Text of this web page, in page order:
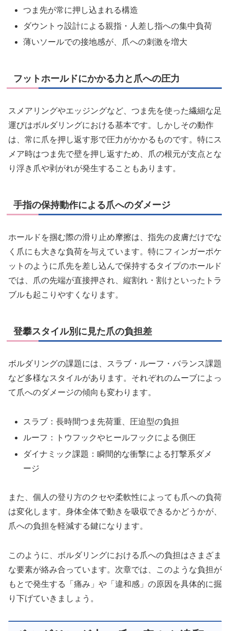
つま先が常に押し込まれる構造
ダウントゥ設計による親指・人差し指への集中負荷
薄いソールでの接地感が、爪への刺激を増大
フットホールドにかかる力と爪への圧力
スメアリングやエッジングなど、つま先を使った繊細な足
運びはボルダリングにおける基本です。しかしその動作
は、常に爪を押し返す形で圧力がかかるものです。特にス
メア時はつま先で壁を押し返すため、爪の根元が支点とな
り浮き爪や剥がれが発生することもあります。
手指の保持動作による爪へのダメージ
ホールドを掴む際の滑り止め摩擦は、指先の皮膚だけでな
く爪にも大きな負荷を与えています。特にフィンガーポケ
ットのように爪先を差し込んで保持するタイプのホールド
では、爪の先端が直接押され、縦割れ・割けといったトラ
ブルも起こりやすくなります。
登攀スタイル別に見た爪の負担差
ボルダリングの課題には、スラブ・ルーフ・バランス課題
など多様なスタイルがあります。それぞれのムーブによっ
て爪へのダメージの傾向も変わります。
スラブ：長時間つま先荷重、圧迫型の負担
ルーフ：トウフックやヒールフックによる側圧
ダイナミック課題：瞬間的な衝撃による打撃系ダメ
ージ
また、個人の登り方のクセや柔軟性によっても爪への負荷
は変化します。身体全体で動きを吸収できるかどうかが、
爪への負担を軽減する鍵になります。
このように、ボルダリングにおける爪への負担はさまざま
な要素が絡み合っています。次章では、このような負担が
もとで発生する「痛み」や「違和感」の原因を具体的に掘
り下げていきましょう。